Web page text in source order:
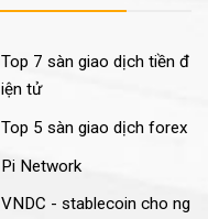
Top 7 sàn giao dịch tiền đ
iện tử
Top 5 sàn giao dịch forex
Pi Network
VNDC - stablecoin cho ng